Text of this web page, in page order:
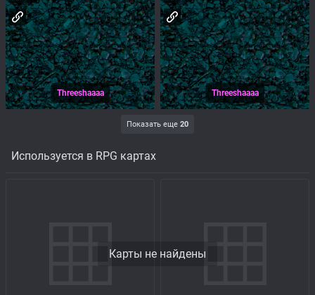
Threeshaaaa Threeshaaaa
Показать еще 20
Используется в RPG картах
Карты не найдены